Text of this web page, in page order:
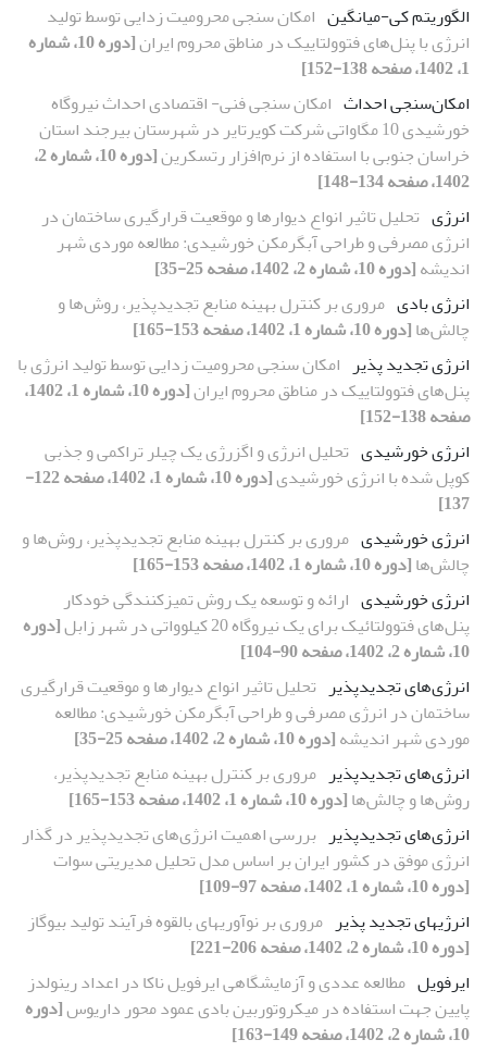
الگوریتم کی-میانگین امکان‌ سنجی محرومیت زدایی توسط تولید
انرژی با پنل‌های فتوولتاییک در مناطق محروم ایران
[دوره 10، شماره
1، 1402، صفحه 138-152]
امکان‌سنجی احداث امکان سنجی فنی- اقتصادی احداث نیروگاه
خورشیدی 10 مگاواتی شرکت کویرتایر در شهرستان بیرجند استان
خراسان جنوبی با استفاده از نرم‌افزار رتسکرین
[دوره 10، شماره 2،
1402، صفحه 134-148]
انرژی تحلیل تاثیر انواع دیوارها و موقعیت قرارگیری ساختمان در
انرژی مصرفی و طراحی آبگرمکن خورشیدی: مطالعه موردی شهر
اندیشه[دوره 10، شماره 2، 1402، صفحه 25-35]
انرژی بادی مروری بر کنترل بهینه منابع تجدیدپذیر، روش‌ها و
چالش‌ها[دوره 10، شماره 1، 1402، صفحه 153-165]
انرژی تجدید پذیر امکان‌ سنجی محرومیت زدایی توسط تولید انرژی با
پنل‌های فتوولتاییک در مناطق محروم ایران
[دوره 10، شماره 1، 1402،
صفحه 138-152]
انرژی خورشیدی تحلیل انرژی و اگزرژی یک چیلر تراکمی و جذبی
کوپل شده با انرژی خورشیدی
[دوره 10، شماره 1، 1402، صفحه 122-
137]
انرژی خورشیدی مروری بر کنترل بهینه منابع تجدیدپذیر، روش‌ها و
چالش‌ها[دوره 10، شماره 1، 1402، صفحه 153-165]
انرژی خورشیدی ارائه و توسعه یک روش تمیزکنندگی خودکار
پنل‌های فتوولتائیک برای یک نیروگاه 20 کیلوواتی در شهر زابل
[دوره
10، شماره 2، 1402، صفحه 90-104]
انرژی‌‌های تجدیدپذیر تحلیل تاثیر انواع دیوارها و موقعیت قرارگیری
ساختمان در انرژی مصرفی و طراحی آبگرمکن خورشیدی: مطالعه
موردی شهر اندیشه[دوره 10، شماره 2، 1402، صفحه 25-35]
انرژی‌های تجدیدپذیر مروری بر کنترل بهینه منابع تجدیدپذیر،
روش‌ها و چالش‌ها[دوره 10، شماره 1، 1402، صفحه 153-165]
انرژی‌های تجدیدپذیر بررسی اهمیت انرژی‌های تجدیدپذیر در گذار
انرژی موفق در کشور ایران بر اساس مدل تحلیل مدیریتی سوات
[دوره 10، شماره 1، 1402، صفحه 97-109]
انرژی‏های تجدید پذیر مروری بر نوآوری‎های بالقوه فرآیند تولید بیوگاز
[دوره 10، شماره 2، 1402، صفحه 206-221]
ایرفویل مطالعه عددی و آزمایشگاهی ایرفویل ناکا در اعداد رینولدز
پایین جهت استفاده در میکروتوربین بادی عمود محور داریوس[دوره
10، شماره 2، 1402، صفحه 149-163]